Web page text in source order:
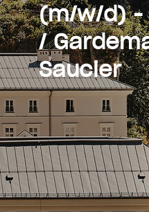
(m/w/d) -
/
Saucier